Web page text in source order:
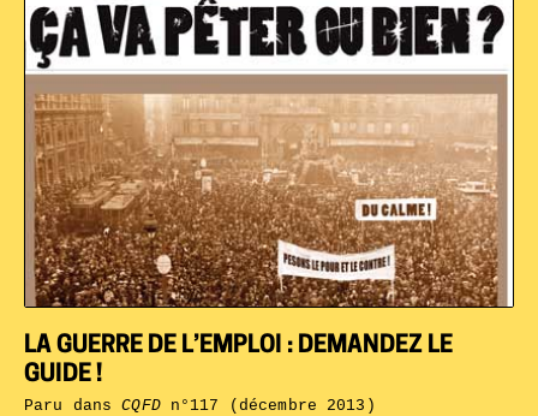
LA GUERRE DE L’EMPLOI : DEMANDEZ LE
GUIDE !
Paru dansCQFDn°117 (décembre 2013)